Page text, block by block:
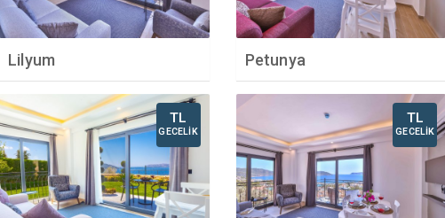
Lilyum Petunya
TL
GECELİK
TL
GECELİK